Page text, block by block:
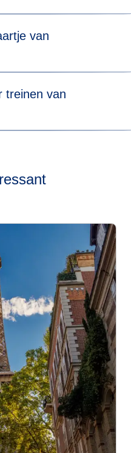
is geen
al je bagage zelf kunnen
van
treinen van